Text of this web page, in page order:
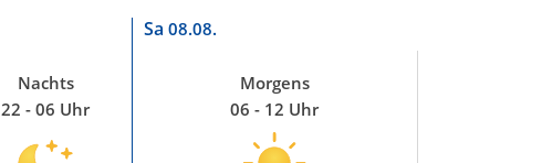
Sa 08.08.
Nachts
22 - 06 Uhr
Morgens
06 - 12 Uhr